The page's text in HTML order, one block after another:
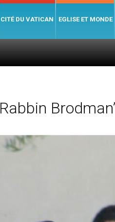
CITÉ DU VATICAN EGLISE ET MONDE
Brodman’